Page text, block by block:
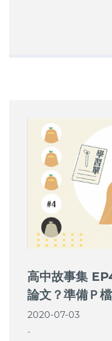
高中故事集
論文？準備Ｐ
2020-07-03
-